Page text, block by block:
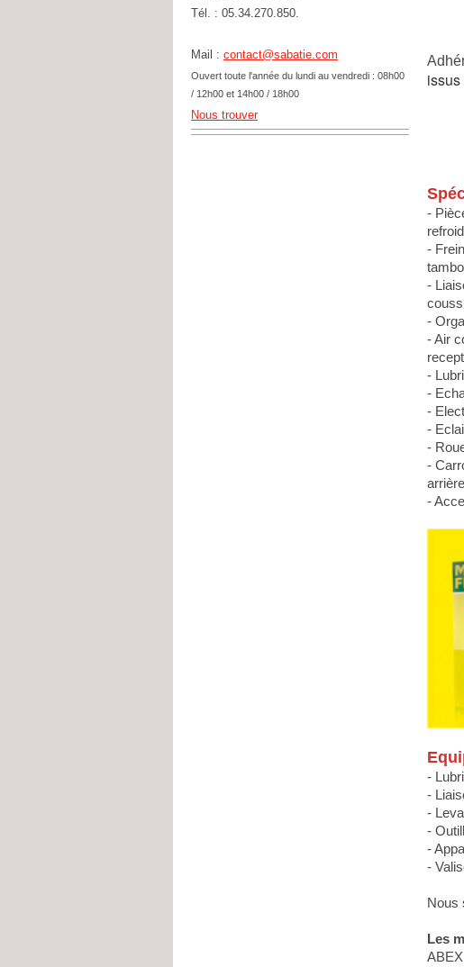
-
-
-
-
- Air
-
-
-
-
-
-
-
-
-
-
-
-
-
Nous
Les
Tél. : 05.34.270.850.
Mail : contact@sabatie.com
Ouvert toute l'année du lundi au vendredi : 08h00
/ 12h00 et 14h00 / 18h00
Nous trouver